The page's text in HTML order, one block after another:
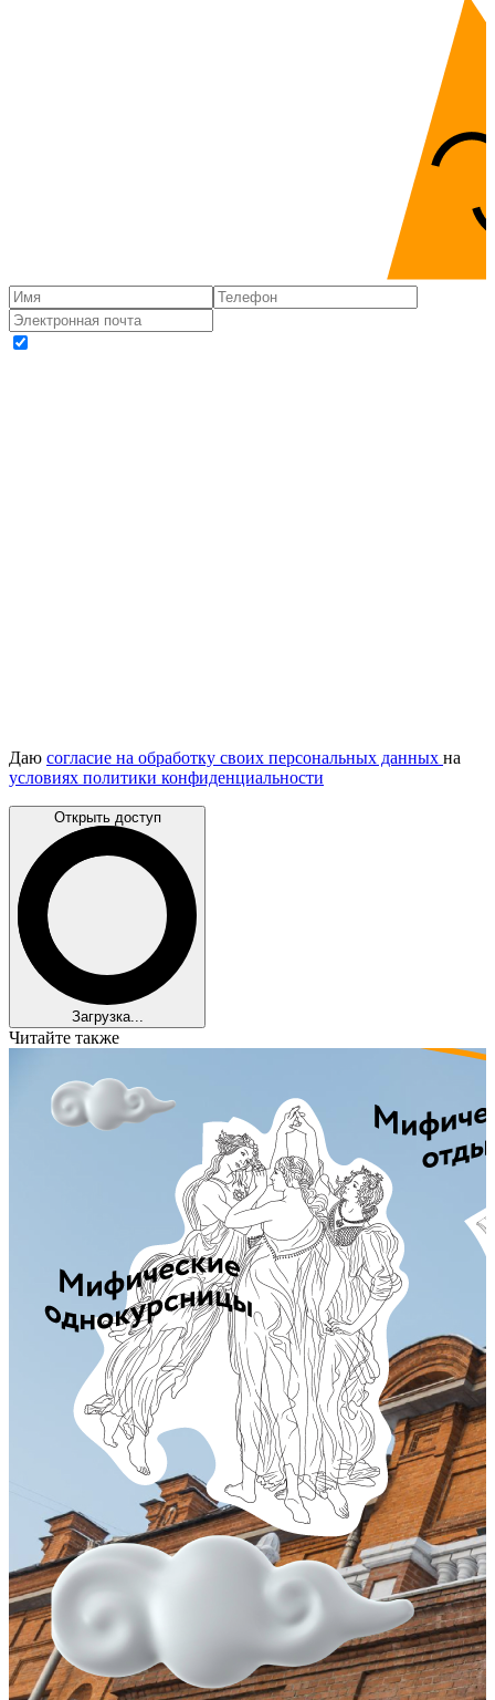
Даю согласие на обработку своих персональных данных на
условиях политики конфиденциальности
Открыть доступ
Загрузка...
Читайте также